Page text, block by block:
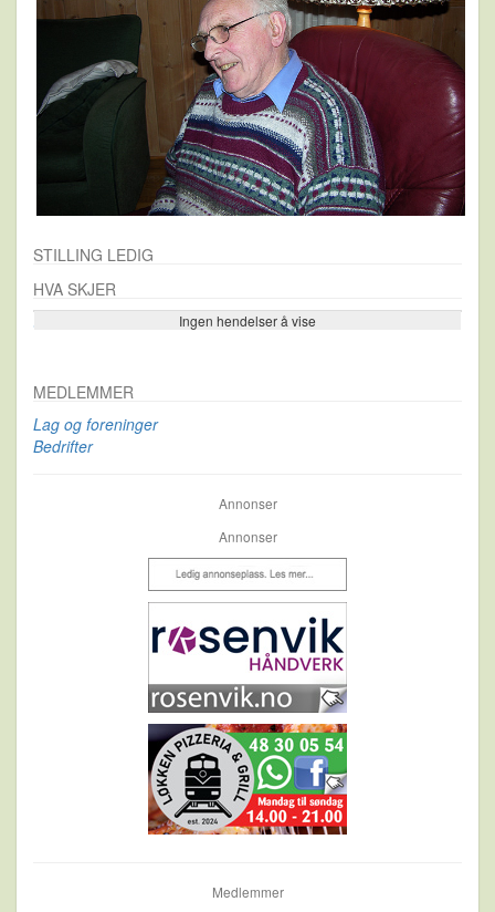
STILLING LEDIG
HVA SKJER
Ingen hendelser å vise
Se flere…
MEDLEMMER
Lag og foreninger
Bedrifter
Annonser
Annonser
Medlemmer